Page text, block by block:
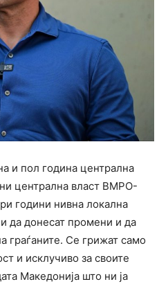
и пол година централна
централна власт ВМРО-
години нивна локална
да донесат промени и да
граѓаните. Се грижат само
и исклучиво за своите
Македонија што ни ја